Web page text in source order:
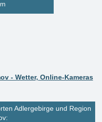
- Wetter, Online-Kameras
Adlergebirge und Region